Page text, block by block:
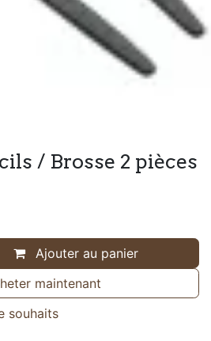
/ Brosse 2 pièces
Ajouter au panier
maintenant
souhaits